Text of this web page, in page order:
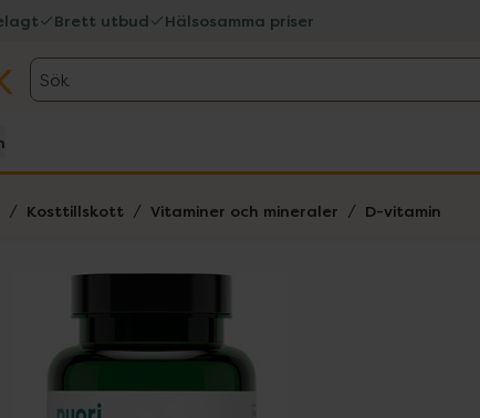
Brett utbud Hälsosamma priser
Sök
Kosttillskott Vitaminer och mineraler D-vitamin